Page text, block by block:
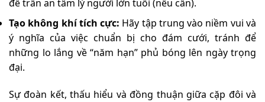
để trấn an tâm lý người lớn tuổi (nếu cần).
Tạo không khí tích cực: Hãy tập trung vào niềm vui và
ý nghĩa của việc chuẩn bị cho đám cưới, tránh để
những lo lắng về “năm hạn” phủ bóng lên ngày trọng
đại.
Sự đoàn kết, thấu hiểu và đồng thuận giữa cặp đôi và